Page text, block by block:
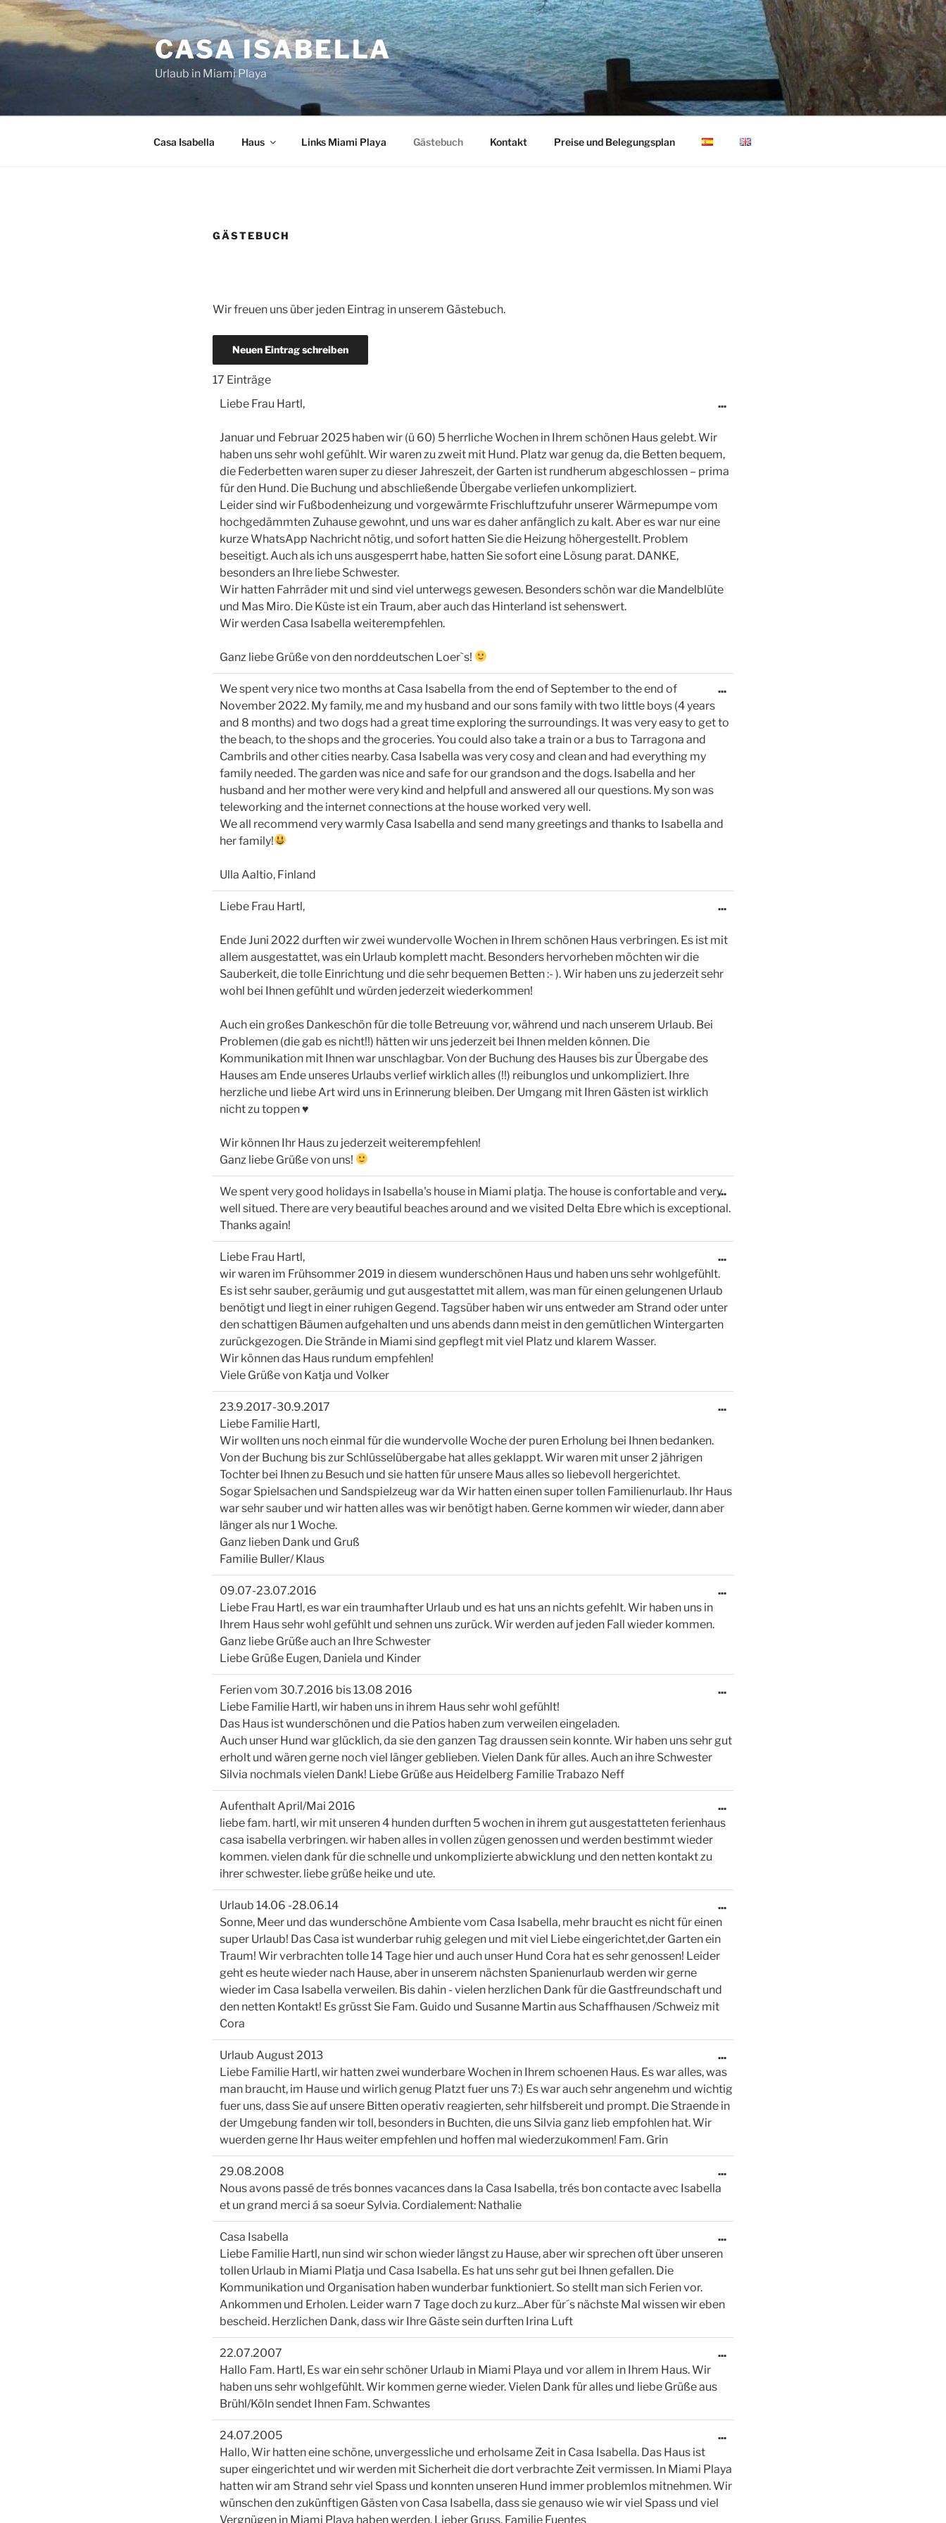
Zum
springen
CASA ISABELLA
Urlaub in Miami Playa
Casa Isabella Haus Links Miami Playa Gästebuch Kontakt Preise und Belegungsplan
GÄSTEBUCH
Wir freuen uns über jeden Eintrag in unserem Gästebuch.
17 Einträge
Liebe Frau Hartl,
Januar und Februar 2025 haben wir (ü 60) 5 herrliche Wochen in Ihrem schönen Haus gelebt. Wir
haben uns sehr wohl gefühlt. Wir waren zu zweit mit Hund. Platz war genug da, die Betten bequem,
die Federbetten waren super zu dieser Jahreszeit, der Garten ist rundherum abgeschlossen – prima
für den Hund. Die Buchung und abschließende Übergabe verliefen unkompliziert.
Leider sind wir Fußbodenheizung und vorgewärmte Frischluftzufuhr unserer Wärmepumpe vom
hochgedämmten Zuhause gewohnt, und uns war es daher anfänglich zu kalt. Aber es war nur eine
kurze WhatsApp Nachricht nötig, und sofort hatten Sie die Heizung höhergestellt. Problem
beseitigt. Auch als ich uns ausgesperrt habe, hatten Sie sofort eine Lösung parat. DANKE,
besonders an Ihre liebe Schwester.
Wir hatten Fahrräder mit und sind viel unterwegs gewesen. Besonders schön war die Mandelblüte
und Mas Miro. Die Küste ist ein Traum, aber auch das Hinterland ist sehenswert.
Wir werden Casa Isabella weiterempfehlen.
Ganz liebe Grüße von den norddeutschen Loer`s!
...Diese
We spent very nice two months at Casa Isabella from the end of September to the end of
November 2022. My family, me and my husband and our sons family with two little boys (4 years
and 8 months) and two dogs had a great time exploring the surroundings. It was very easy to get to
the beach, to the shops and the groceries. You could also take a train or a bus to Tarragona and
Cambrils and other cities nearby. Casa Isabella was very cosy and clean and had everything my
family needed. The garden was nice and safe for our grandson and the dogs. Isabella and her
husband and her mother were very kind and helpfull and answered all our questions. My son was
teleworking and the internet connections at the house worked very well.
We all recommend very warmly Casa Isabella and send many greetings and thanks to Isabella and
her family!
Ulla Aaltio, Finland
...Diese
ein-/ausblenden.
Liebe Frau Hartl,
Ende Juni 2022 durften wir zwei wundervolle Wochen in Ihrem schönen Haus verbringen. Es ist mit
allem ausgestattet, was ein Urlaub komplett macht. Besonders hervorheben möchten wir die
Sauberkeit, die tolle Einrichtung und die sehr bequemen Betten :- ). Wir haben uns zu jederzeit sehr
wohl bei Ihnen gefühlt und würden jederzeit wiederkommen!
Auch ein großes Dankeschön für die tolle Betreuung vor, während und nach unserem Urlaub. Bei
Problemen (die gab es nicht!!) hätten wir uns jederzeit bei Ihnen melden können. Die
Kommunikation mit Ihnen war unschlagbar. Von der Buchung des Hauses bis zur Übergabe des
Hauses am Ende unseres Urlaubs verlief wirklich alles (!!) reibunglos und unkompliziert. Ihre
herzliche und liebe Art wird uns in Erinnerung bleiben. Der Umgang mit Ihren Gästen ist wirklich
nicht zu toppen ♥
Wir können Ihr Haus zu jederzeit weiterempfehlen!
Ganz liebe Grüße von uns!
...Diese
ein-/ausblenden.
We spent very good holidays in Isabella's house in Miami platja. The house is confortable and very
well situed. There are very beautiful beaches around and we visited Delta Ebre which is exceptional.
Thanks again!
...Diese
Metabox
Liebe Frau Hartl,
wir waren im Frühsommer 2019 in diesem wunderschönen Haus und haben uns sehr wohlgefühlt.
Es ist sehr sauber, geräumig und gut ausgestattet mit allem, was man für einen gelungenen Urlaub
benötigt und liegt in einer ruhigen Gegend. Tagsüber haben wir uns entweder am Strand oder unter
den schattigen Bäumen aufgehalten und uns abends dann meist in den gemütlichen Wintergarten
zurückgezogen. Die Strände in Miami sind gepflegt mit viel Platz und klarem Wasser.
Wir können das Haus rundum empfehlen!
Viele Grüße von Katja und Volker
...Diese
23.9.2017-30.9.2017
Liebe Familie Hartl,
Wir wollten uns noch einmal für die wundervolle Woche der puren Erholung bei Ihnen bedanken.
Von der Buchung bis zur Schlüsselübergabe hat alles geklappt. Wir waren mit unser 2 jährigen
Tochter bei Ihnen zu Besuch und sie hatten für unsere Maus alles so liebevoll hergerichtet.
Sogar Spielsachen und Sandspielzeug war da Wir hatten einen super tollen Familienurlaub. Ihr Haus
war sehr sauber und wir hatten alles was wir benötigt haben. Gerne kommen wir wieder, dann aber
länger als nur 1 Woche.
Ganz lieben Dank und Gruß
Familie Buller/ Klaus
...Diese
09.07-23.07.2016
Liebe Frau Hartl, es war ein traumhafter Urlaub und es hat uns an nichts gefehlt. Wir haben uns in
Ihrem Haus sehr wohl gefühlt und sehnen uns zurück. Wir werden auf jeden Fall wieder kommen.
Ganz liebe Grüße auch an Ihre Schwester
Liebe Grüße Eugen, Daniela und Kinder
...Diese
Ferien vom 30.7.2016 bis 13.08 2016
Liebe Familie Hartl, wir haben uns in ihrem Haus sehr wohl gefühlt!
Das Haus ist wunderschönen und die Patios haben zum verweilen eingeladen.
Auch unser Hund war glücklich, da sie den ganzen Tag draussen sein konnte. Wir haben uns sehr gut
erholt und wären gerne noch viel länger geblieben. Vielen Dank für alles. Auch an ihre Schwester
Silvia nochmals vielen Dank! Liebe Grüße aus Heidelberg Familie Trabazo Neff
...Diese
Aufenthalt April/Mai 2016
liebe fam. hartl, wir mit unseren 4 hunden durften 5 wochen in ihrem gut ausgestatteten ferienhaus
casa isabella verbringen. wir haben alles in vollen zügen genossen und werden bestimmt wieder
kommen. vielen dank für die schnelle und unkomplizierte abwicklung und den netten kontakt zu
ihrer schwester. liebe grüße heike und ute.
...Diese
Urlaub 14.06 -28.06.14
Sonne, Meer und das wunderschöne Ambiente vom Casa Isabella, mehr braucht es nicht für einen
super Urlaub! Das Casa ist wunderbar ruhig gelegen und mit viel Liebe eingerichtet,der Garten ein
Traum! Wir verbrachten tolle 14 Tage hier und auch unser Hund Cora hat es sehr genossen! Leider
geht es heute wieder nach Hause, aber in unserem nächsten Spanienurlaub werden wir gerne
wieder im Casa Isabella verweilen. Bis dahin - vielen herzlichen Dank für die Gastfreundschaft und
den netten Kontakt! Es grüsst Sie Fam. Guido und Susanne Martin aus Schaffhausen /Schweiz mit
Cora
...Diese
Urlaub August 2013
Liebe Familie Hartl, wir hatten zwei wunderbare Wochen in Ihrem schoenen Haus. Es war alles, was
man braucht, im Hause und wirlich genug Platzt fuer uns 7:) Es war auch sehr angenehm und wichtig
fuer uns, dass Sie auf unsere Bitten operativ reagierten, sehr hilfsbereit und prompt. Die Straende in
der Umgebung fanden wir toll, besonders in Buchten, die uns Silvia ganz lieb empfohlen hat. Wir
wuerden gerne Ihr Haus weiter empfehlen und hoffen mal wiederzukommen! Fam. Grin
...Diese
Metabox
ein-/ausblenden.
29.08.2008
Nous avons passé de trés bonnes vacances dans la Casa Isabella, trés bon contacte avec Isabella
et un grand merci á sa soeur Sylvia. Cordialement: Nathalie
...Diese
Casa Isabella
Liebe Familie Hartl, nun sind wir schon wieder längst zu Hause, aber wir sprechen oft über unseren
tollen Urlaub in Miami Platja und Casa Isabella. Es hat uns sehr gut bei Ihnen gefallen. Die
Kommunikation und Organisation haben wunderbar funktioniert. So stellt man sich Ferien vor.
Ankommen und Erholen. Leider warn 7 Tage doch zu kurz...Aber für´s nächste Mal wissen wir eben
bescheid. Herzlichen Dank, dass wir Ihre Gäste sein durften Irina Luft
...Diese
22.07.2007
Hallo Fam. Hartl, Es war ein sehr schöner Urlaub in Miami Playa und vor allem in Ihrem Haus. Wir
haben uns sehr wohlgefühlt. Wir kommen gerne wieder. Vielen Dank für alles und liebe Grüße aus
Brühl/Köln sendet Ihnen Fam. Schwantes
...Diese
24.07.2005
Hallo, Wir hatten eine schöne, unvergessliche und erholsame Zeit in Casa Isabella. Das Haus ist
super eingerichtet und wir werden mit Sicherheit die dort verbrachte Zeit vermissen. In Miami Playa
hatten wir am Strand sehr viel Spass und konnten unseren Hund immer problemlos mitnehmen. Wir
wünschen den zukünftigen Gästen von Casa Isabella, dass sie genauso wie wir viel Spass und viel
Vergnügen in Miami Playa haben werden. Lieber Gruss, Familie Fuentes
...Diese
ein-/ausblenden.